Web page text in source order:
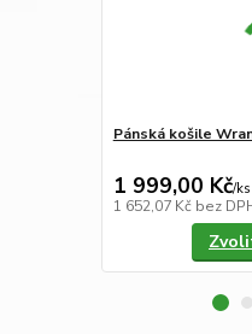
Pánská košile
1 999,00 Kč/ks
1 652,07 Kč bez